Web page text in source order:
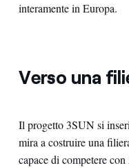
interamente in Europa.
Verso una
Il progetto 3SUN si
mira a costruire una
capace di competere